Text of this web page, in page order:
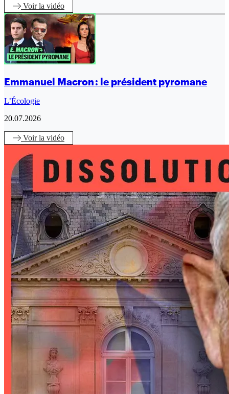
Voirla vidéo
Emmanuel Macron : le président pyromane
L’Écologie
20.07.2026
Voirla vidéo